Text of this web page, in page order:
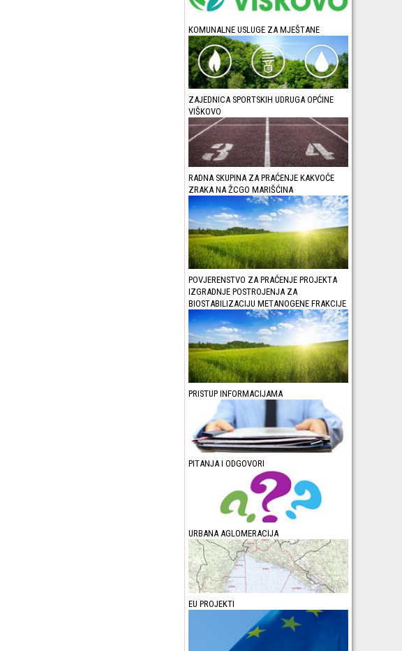
KOMUNALNE USLUGE ZA MJEŠTANE
ZAJEDNICA SPORTSKIH UDRUGA OPĆINE
VIŠKOVO
RADNA SKUPINA ZA PRAĆENJE KAKVOĆE
ZRAKA NA ŽCGO MARIŠĆINA
POVJERENSTVO ZA PRAĆENJE PROJEKTA
IZGRADNJE POSTROJENJA ZA
BIOSTABILIZACIJU METANOGENE FRAKCIJE
PRISTUP INFORMACIJAMA
PITANJA I ODGOVORI
URBANA AGLOMERACIJA
EU PROJEKTI